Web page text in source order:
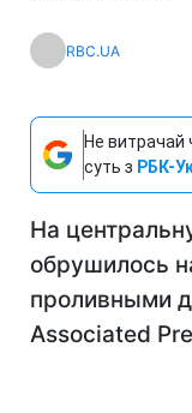
RBC.UA
Не витрачай
суть з РБК-
На
обрушилось
проливными
Associated